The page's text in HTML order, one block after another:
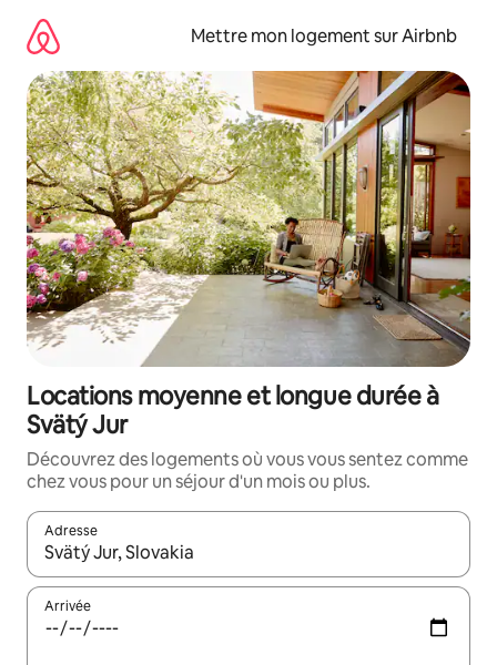
directement
contenu
Mettre mon logement sur Airbnb
Locations moyenne et longue durée à
Svätý Jur
Découvrez des logements où vous vous sentez comme
chez vous pour un séjour d'un mois ou plus.
Adresse
Lorsque les résultats s'affichent, utilisez les flèches vers le
Arrivée